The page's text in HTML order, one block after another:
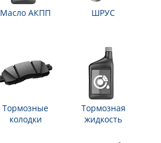
Масло АКПП ШРУС
Тормозные
колодки
Тормозная
жидкость